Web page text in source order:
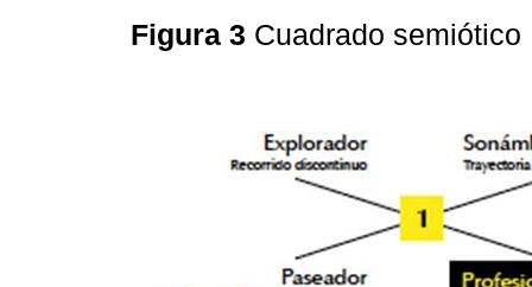
Figura 3 Cuadrado semiótico